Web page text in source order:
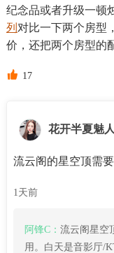
纪念品或者升级一顿
列 对比一下两个房型
价，还把两个房型的
 17
花开半夏魅
流云阁的星空顶需
1天前
阿锋C： 流云阁星空
用。白天是音影厅/